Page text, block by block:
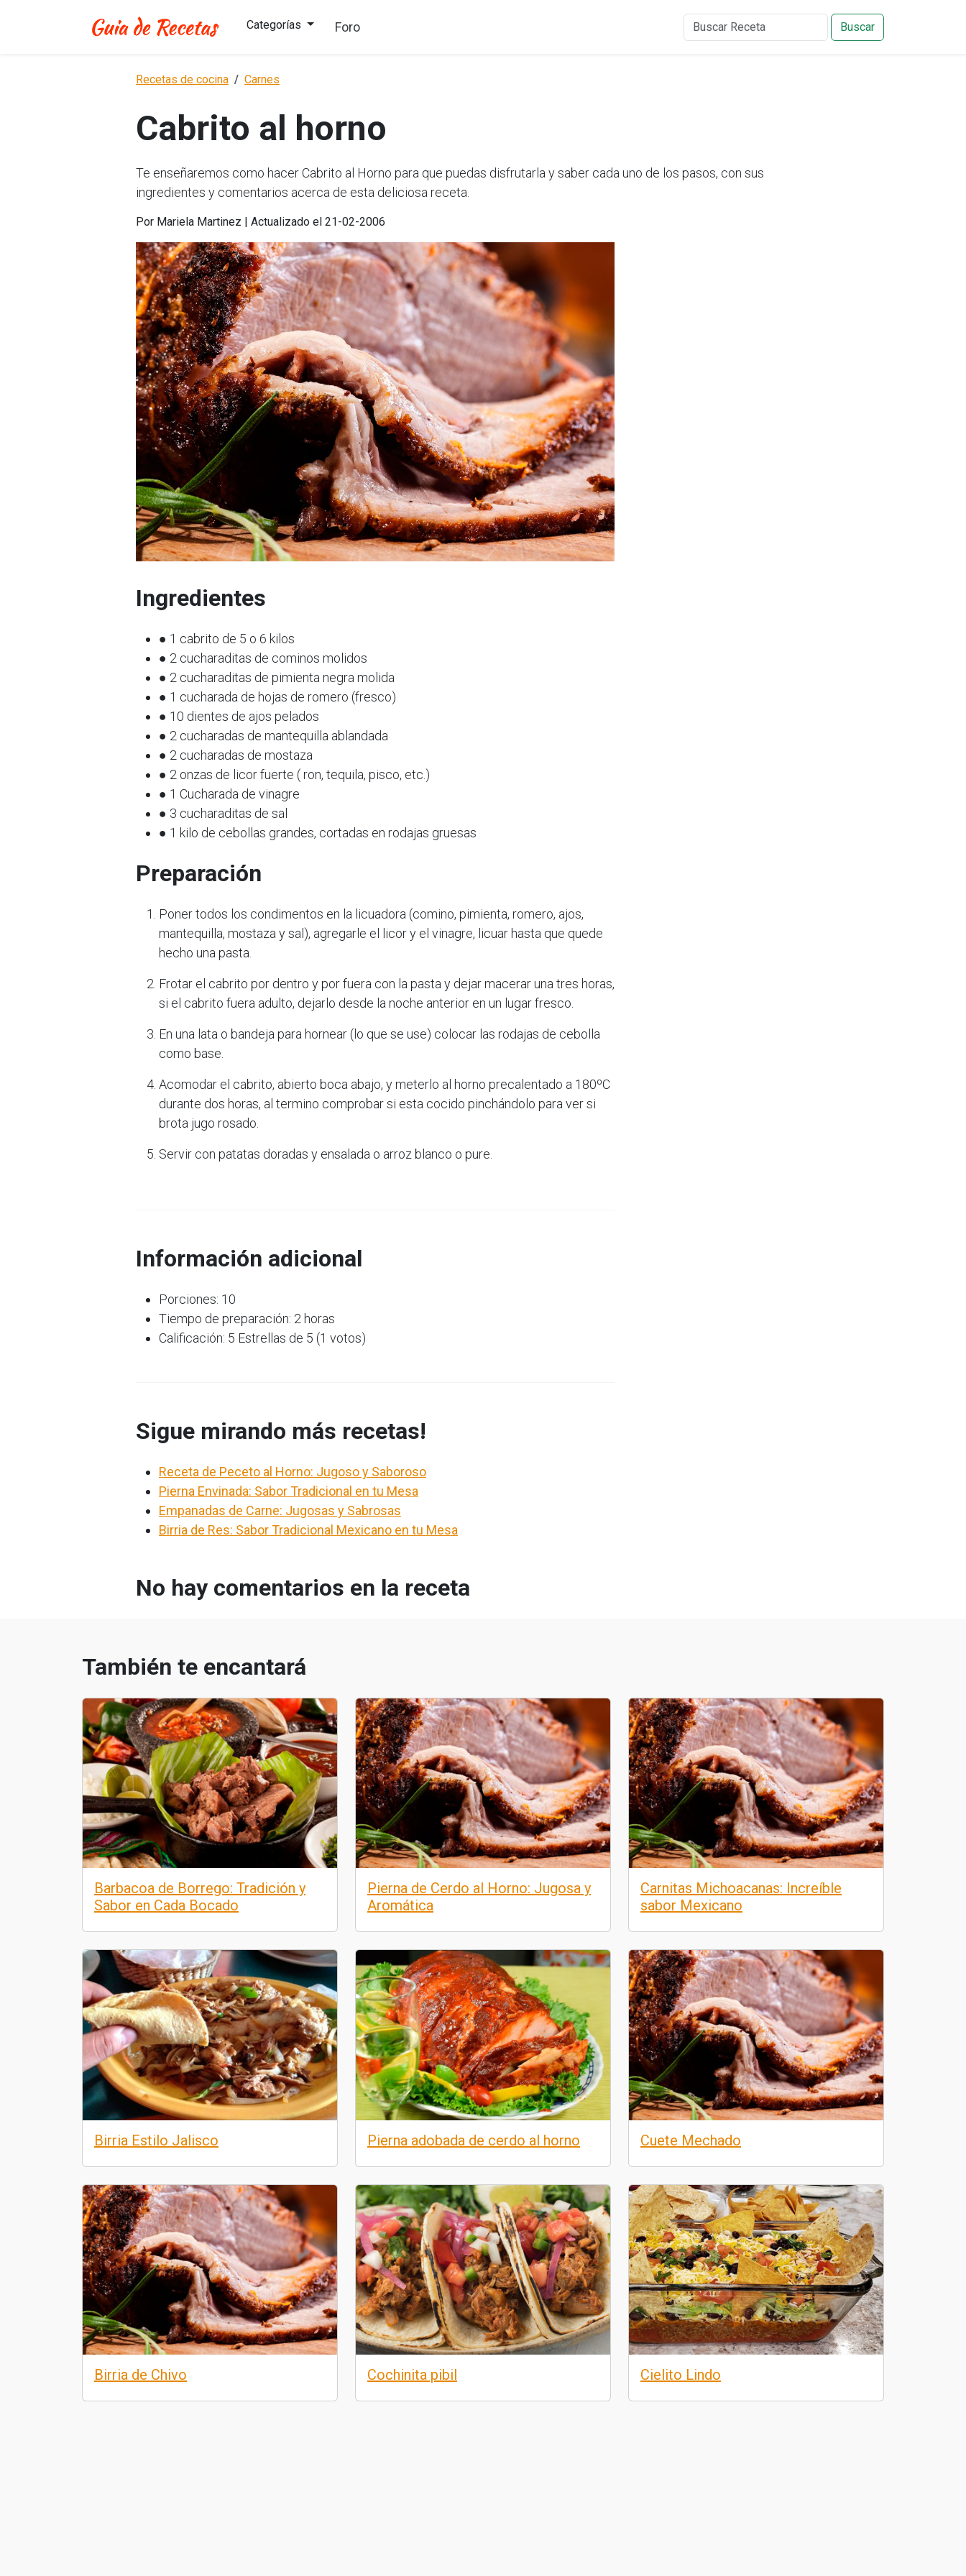
Categorías Foro Buscar
Recetas de cocina Carnes
Cabrito al horno
Te enseñaremos como hacer Cabrito al Horno para que puedas disfrutarla y saber cada uno de los pasos, con sus
ingredientes y comentarios acerca de esta deliciosa receta.
Por Mariela Martinez | Actualizado el 21-02-2006
Ingredientes
● 1 cabrito de 5 o 6 kilos
● 2 cucharaditas de cominos molidos
● 2 cucharaditas de pimienta negra molida
● 1 cucharada de hojas de romero (fresco)
● 10 dientes de ajos pelados
● 2 cucharadas de mantequilla ablandada
● 2 cucharadas de mostaza
● 2 onzas de licor fuerte ( ron, tequila, pisco, etc.)
● 1 Cucharada de vinagre
● 3 cucharaditas de sal
● 1 kilo de cebollas grandes, cortadas en rodajas gruesas
Preparación
Poner todos los condimentos en la licuadora (comino, pimienta, romero, ajos,
mantequilla, mostaza y sal), agregarle el licor y el vinagre, licuar hasta que quede
hecho una pasta.
Frotar el cabrito por dentro y por fuera con la pasta y dejar macerar una tres horas,
si el cabrito fuera adulto, dejarlo desde la noche anterior en un lugar fresco.
En una lata o bandeja para hornear (lo que se use) colocar las rodajas de cebolla
como base.
Acomodar el cabrito, abierto boca abajo, y meterlo al horno precalentado a 180ºC
durante dos horas, al termino comprobar si esta cocido pinchándolo para ver si
brota jugo rosado.
Servir con patatas doradas y ensalada o arroz blanco o pure.
Información adicional
Porciones: 10
Tiempo de preparación: 2 horas
Calificación: 5 Estrellas de 5 (1 votos)
Sigue mirando más recetas!
Receta de Peceto al Horno: Jugoso y Saboroso
Pierna Envinada: Sabor Tradicional en tu Mesa
Empanadas de Carne: Jugosas y Sabrosas
Birria de Res: Sabor Tradicional Mexicano en tu Mesa
No hay comentarios en la receta
También te encantará
Barbacoa de Borrego: Tradición y
Sabor en Cada Bocado
Pierna de Cerdo al Horno: Jugosa y
Aromática
Carnitas Michoacanas: Increíble
sabor Mexicano
Birria Estilo Jalisco Pierna adobada de cerdo al horno Cuete Mechado
Birria de Chivo Cochinita pibil Cielito Lindo